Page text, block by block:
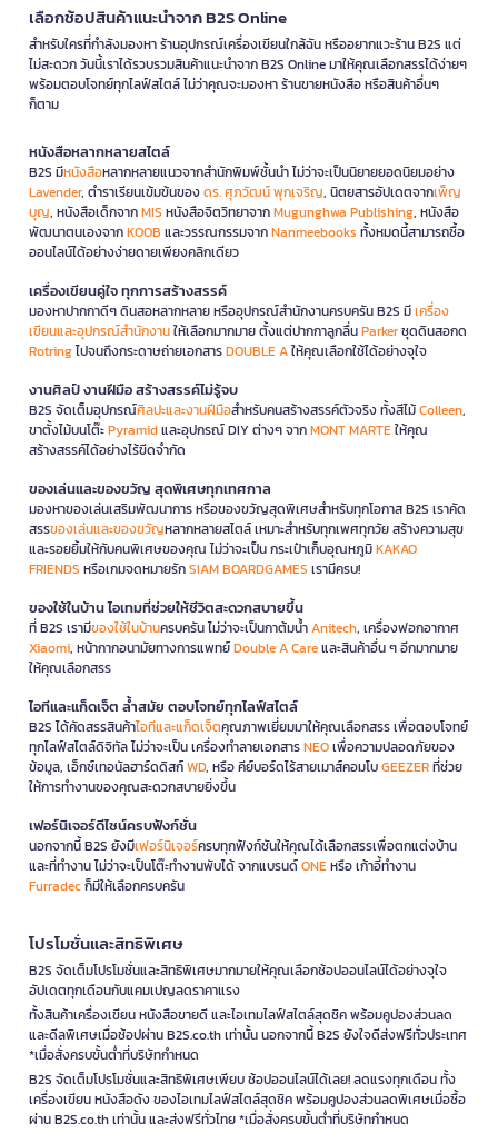
เลือกช้อปสินค้าแนะนำจาก B2S Online
สำหรับใครที่กำลังมองหา ร้านอุปกรณ์เครื่องเขียนใกล้ฉัน หรืออยากแวะร้าน B2S แต่
ไม่สะดวก วันนี้เราได้รวบรวมสินค้าแนะนำจาก B2S Online มาให้คุณเลือกสรรได้ง่ายๆ
พร้อมตอบโจทย์ทุกไลฟ์สไตล์ ไม่ว่าคุณจะมองหา ร้านขายหนังสือ หรือสินค้าอื่นๆ
ก็ตาม
หนังสือหลากหลายสไตล์
B2S มีหนังสือหลากหลายแนวจากสำนักพิมพ์ชั้นนำ ไม่ว่าจะเป็นนิยายยอดนิยมอย่าง
Lavender, ตำราเรียนเข้มข้นของดร. ศุภวัฒน์ พุกเจริญ, นิตยสารอัปเดตจากเพ็ญ
บุญ, หนังสือเด็กจากMIS หนังสือจิตวิทยาจากMugunghwa Publishing, หนังสือ
พัฒนาตนเองจากKOOB และวรรณกรรมจากNanmeebooks ทั้งหมดนี้สามารถซื้อ
ออนไลน์ได้อย่างง่ายดายเพียงคลิกเดียว
เครื่องเขียนคู่ใจ ทุกการสร้างสรรค์
มองหาปากกาดีๆ ดินสอหลากหลาย หรืออุปกรณ์สำนักงานครบครัน B2S มีเครื่อง
เขียนและอุปกรณ์สำนักงานให้เลือกมากมาย ตั้งแต่ปากกาลูกลื่นParkerชุดดินสอกด
Rotringไปจนถึงกระดาษถ่ายเอกสารDOUBLE Aให้คุณเลือกใช้ได้อย่างจุใจ
งานศิลป์ งานฝีมือ สร้างสรรค์ไม่รู้จบ
B2S จัดเต็มอุปกรณ์ศิลปะและงานฝีมือสำหรับคนสร้างสรรค์ตัวจริง ทั้งสีไม้Colleen,
ขาตั้งไม้บนโต๊ะPyramidและอุปกรณ์ DIY ต่างๆ จากMONT MARTEให้คุณ
สร้างสรรค์ได้อย่างไร้ขีดจำกัด
ของเล่นและของขวัญ สุดพิเศษทุกเทศกาล
มองหาของเล่นเสริมพัฒนาการ หรือของขวัญสุดพิเศษสำหรับทุกโอกาส B2S เราคัด
สรรของเล่นและของขวัญหลากหลายสไตล์ เหมาะสำหรับทุกเพศทุกวัย สร้างความสุข
และรอยยิ้มให้กับคนพิเศษของคุณ ไม่ว่าจะเป็น กระเป๋าเก็บอุณหภูมิKAKAO
FRIENDS หรือเกมจดหมายรักSIAM BOARDGAMES เรามีครบ!
ของใช้ในบ้าน ไอเทมที่ช่วยให้ชีวิตสะดวกสบายขึ้น
ที่ B2S เรามีของใช้ในบ้านครบครัน ไม่ว่าจะเป็นกาต้มน้ำAnitech, เครื่องฟอกอากาศ
Xiaomi, หน้ากากอนามัยทางการแพทย์Double A Careและสินค้าอื่น ๆ อีกมากมาย
ให้คุณเลือกสรร
ไอทีและแก็ดเจ็ต ล้ำสมัย ตอบโจทย์ทุกไลฟ์สไตล์
B2S ได้คัดสรรสินค้าไอทีและแก็ดเจ็ตคุณภาพเยี่ยมมาให้คุณเลือกสรร เพื่อตอบโจทย์
ทุกไลฟ์สไตล์ดิจิทัล ไม่ว่าจะเป็น เครื่องทำลายเอกสารNEOเพื่อความปลอดภัยของ
ข้อมูล, เอ็กซ์เทอนัลฮาร์ดดิสก์WD, หรือ คีย์บอร์ดไร้สายเมาส์คอมโบGEEZERที่ช่วย
ให้การทำงานของคุณสะดวกสบายยิ่งขึ้น
เฟอร์นิเจอร์ดีไซน์ครบฟังก์ชั่น
นอกจากนี้ B2S ยังมีเฟอร์นิเจอร์ครบทุกฟังก์ชันให้คุณได้เลือกสรรเพื่อตกแต่งบ้าน
และที่ทำงาน ไม่ว่าจะเป็นโต๊ะทำงานพับได้ จากแบรนด์ONEหรือ เก้าอี้ทำงาน
Furradecก็มีให้เลือกครบครัน
โปรโมชั่นและสิทธิพิเศษ
B2S จัดเต็มโปรโมชั่นและสิทธิพิเศษมากมายให้คุณเลือกช้อปออนไลน์ได้อย่างจุใจ
อัปเดตทุกเดือนกับแคมเปญลดราคาแรง
ทั้งสินค้าเครื่องเขียน หนังสือขายดี และไอเทมไลฟ์สไตล์สุดชิค พร้อมคูปองส่วนลด
และดีลพิเศษเมื่อช้อปผ่าน B2S.co.th เท่านั้น นอกจากนี้ B2S ยังใจดีส่งฟรีทั่วประเทศ
*เมื่อสั่งครบขั้นต่ำที่บริษัทกำหนด
B2S จัดเต็มโปรโมชั่นและสิทธิพิเศษเพียบ ช้อปออนไลน์ได้เลย! ลดแรงทุกเดือน ทั้ง
เครื่องเขียน หนังสือดัง ของไอเทมไลฟ์สไตล์สุดชิค พร้อมคูปองส่วนลดพิเศษเมื่อซื้อ
ผ่าน B2S.co.th เท่านั้น และส่งฟรีทั่วไทย *เมื่อสั่งครบขั้นต่ำที่บริษัทกำหนด